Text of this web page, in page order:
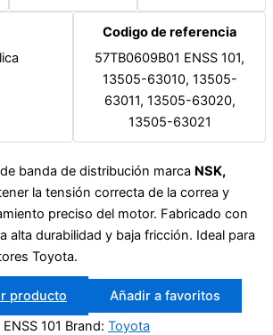
Codigo de referencia
57TB0609B01 ENSS 101,
13505-63010, 13505-
63011, 13505-63020,
13505-63021
banda de distribución marca NSK,
la tensión correcta de la correa y
preciso del motor. Fabricado con
alta durabilidad y baja fricción. Ideal para
Toyota.
producto
Añadir a favoritos
101 Brand: Toyota